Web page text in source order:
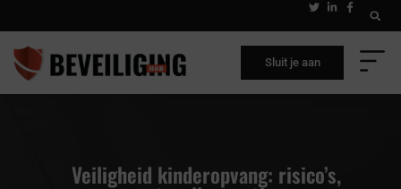
Sluit je aan
Veiligheid kinderopvang: risico’s,